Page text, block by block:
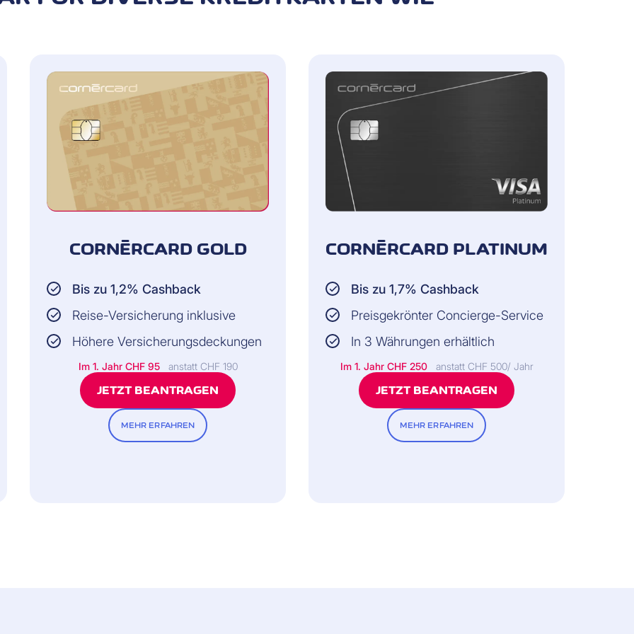
Sport-/Kultur-Events – exklusiv für Sie als Cornèrcard Kunde
EIN DESSERT? DANN WERFEN SIE EINEN BLICK IN DEN
REICHHALTIGE ANGEBOT UMFASST PRODUKTE AUS:
und mehr zu vorteilhaften Preisen
CORNÈRCARD GOLD
Bis zu 1,2% Cashback
Reise-Versicherung inklusive
Höhere Versicherungsdeckungen
Im 1. Jahr CHF 95 anstatt CHF 190
JETZT BEANTRAGEN
MEHR ERFAHREN
CORNÈRCARD PLATINUM
Bis zu 1,7% Cashback
Preisgekrönter Concierge-Service
In 3 Währungen erhältlich
Im 1. Jahr CHF 250 anstatt CHF 500/ Jahr
JETZT BEANTRAGEN
MEHR ERFAHREN